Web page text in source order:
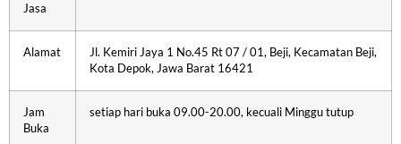
Jasa
Alamat
Jl. Kemiri Jaya 1 No.45 Rt 07 / 01, Beji, Kecamatan Beji,
Kota Depok, Jawa Barat 16421
Jam
Buka
setiap hari buka 09.00-20.00, kecuali Minggu tutup